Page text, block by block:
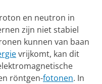
en neutron in
zijn niet stabiel
kunnen van baan
vrijkomt, kan dit
röntgen-fotonen. In